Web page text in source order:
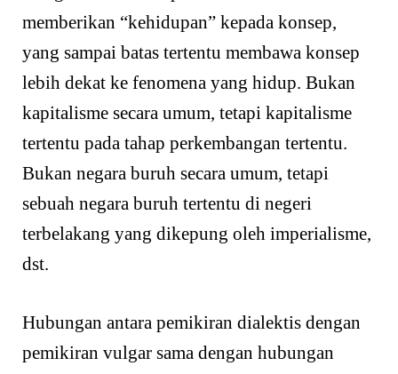
memberikan “kehidupan” kepada konsep,
yang sampai batas tertentu membawa konsep
lebih dekat ke fenomena yang hidup. Bukan
kapitalisme secara umum, tetapi kapitalisme
tertentu pada tahap perkembangan tertentu.
Bukan negara buruh secara umum, tetapi
sebuah negara buruh tertentu di negeri
terbelakang yang dikepung oleh imperialisme,
dst.
Hubungan antara pemikiran dialektis dengan
pemikiran vulgar sama dengan hubungan